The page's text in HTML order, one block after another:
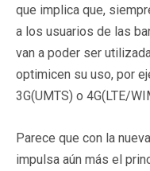
que implica que,
a los usuarios de las
van a poder ser
optimicen su uso, por
3G(UMTS) o 4G(LTE/
Parece que con la
impulsa aún más el